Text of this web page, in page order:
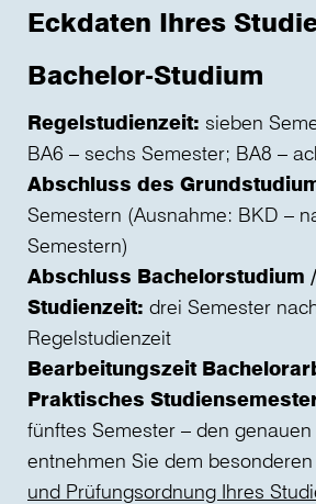
Eckdaten Ihres
Bachelor-Studium
Regelstudienzeit: sieben
BA6 – sechs Semester; BA8 –
Abschluss des
Semestern (Ausnahme: BKD –
Semestern)
Abschluss Bachelorstudium
Studienzeit: drei Semester
Regelstudienzeit
Bearbeitungszeit
Praktisches
fünftes Semester – den
entnehmen Sie dem besonderen
und Prüfungsordnung Ihres